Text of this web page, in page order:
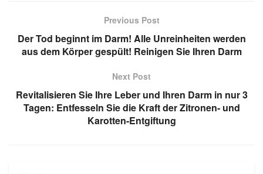
Previous Post
Der Tod beginnt im Darm! Alle Unreinheiten werden
aus dem Körper gespült! Reinigen Sie Ihren Darm
Next Post
Revitalisieren Sie Ihre Leber und Ihren Darm in nur 3
Tagen: Entfesseln Sie die Kraft der Zitronen- und
Karotten-Entgiftung